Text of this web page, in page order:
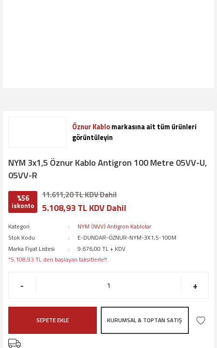
Öznur Kablomarkasına ait tüm ürünleri
görüntüleyin
NYM 3x1,5 Öznur Kablo Antigron 100 Metre 05VV-U,
05VV-R
%56
iskonto
11.611,20 TL KDV Dahil
5.108,93 TL KDV Dahil
Kategori
NYM (NVV) Antigron Kablolar
Stok Kodu
E-DUNDAR-ÖZNUR-NYM-3X1,5-100M
Marka Fiyat Listesi
9.676,00 TL + KDV
*5.108,93 TL den başlayan taksitlerle!!
- +
SEPETE EKLE KURUMSAL & TOPTAN SATIŞ